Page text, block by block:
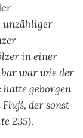
unzähliger
in einer
war wie der
geborgen
der sonst
235).